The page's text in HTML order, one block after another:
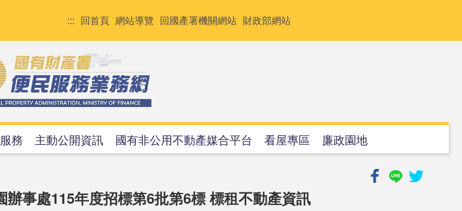
::: 回首頁 網站導覽 回國產署機關網站 財政部網站
務 主動公開資訊 國有非公用不動產媒合平台 看屋專區 廉政園地
事處115年度招標第6批第6標 標租不動產資訊